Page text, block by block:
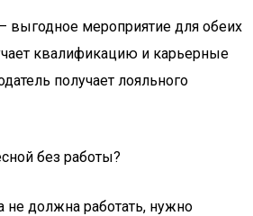
выгодное мероприятие для обеих
квалификацию и карьерные
получает лояльного
без работы?
не должна работать, нужно